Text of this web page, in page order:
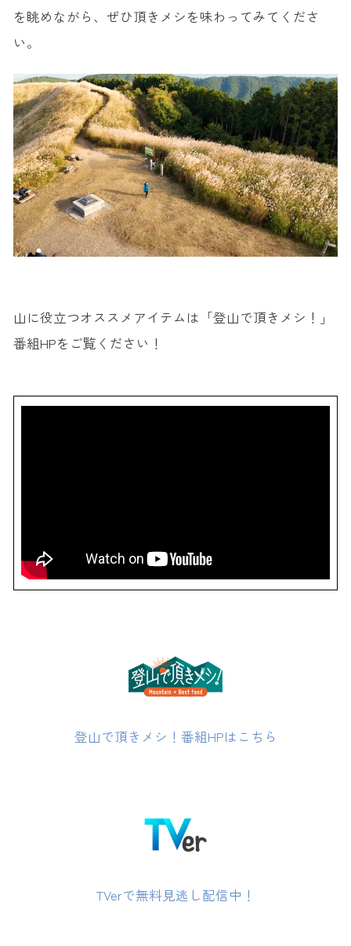
を眺めながら、ぜひ頂きメシを味わってみてくださ
い。
山に役立つオススメアイテムは「登山で頂きメシ！」
番組HPをご覧ください！
登山で頂きメシ！番組HPはこちら
TVerで無料見逃し配信中！